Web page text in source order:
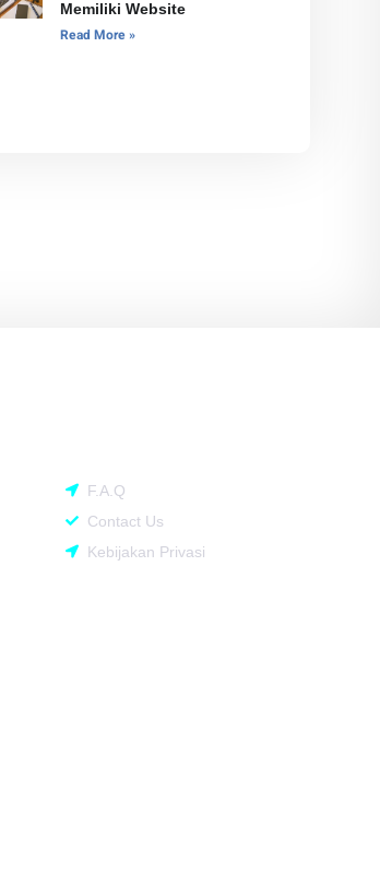
Memiliki Website
Read More »
F.A.Q
Contact Us
Kebijakan Privasi